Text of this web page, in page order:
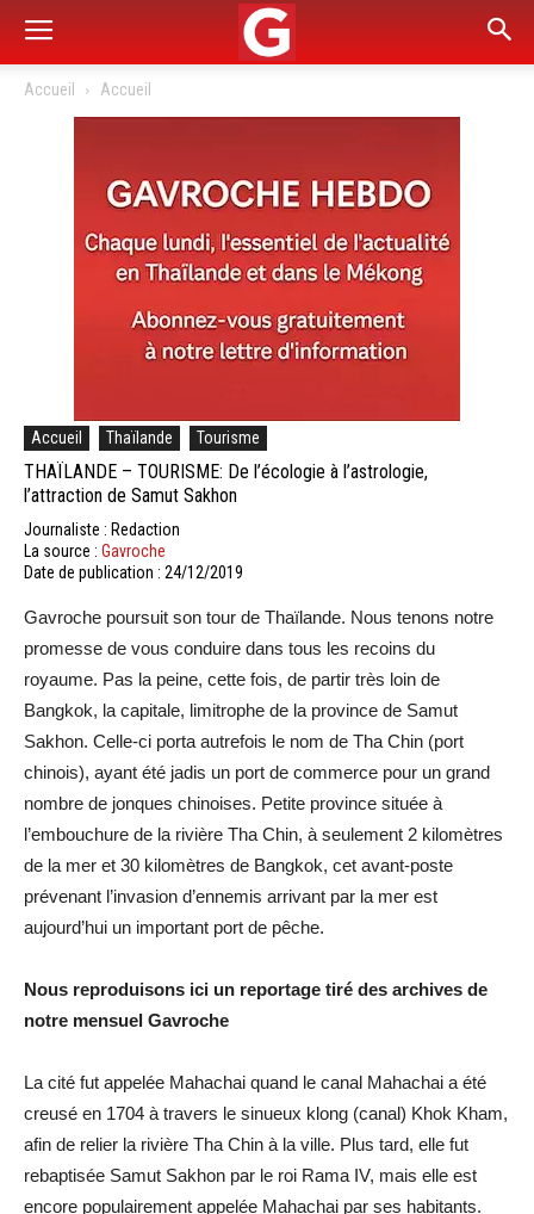
Accueil Accueil
Accueil Thaïlande Tourisme
THAÏLANDE – TOURISME: De l’écologie à l’astrologie,
l’attraction de Samut Sakhon
Journaliste : Redaction
La source : Gavroche
Date de publication : 24/12/2019
Gavroche poursuit son tour de Thaïlande. Nous tenons notre
promesse de vous conduire dans tous les recoins du
royaume. Pas la peine, cette fois, de partir très loin de
Bangkok, la capitale, limitrophe de la province de Samut
Sakhon. Celle-ci porta autrefois le nom de Tha Chin (port
chinois), ayant été jadis un port de commerce pour un grand
nombre de jonques chinoises. Petite province située à
l’embouchure de la rivière Tha Chin, à seulement 2 kilomètres
de la mer et 30 kilomètres de Bangkok, cet avant-poste
prévenant l’invasion d’ennemis arrivant par la mer est
aujourd’hui un important port de pêche.
Nous reproduisons ici un reportage tiré des archives de
notre mensuel Gavroche
La cité fut appelée Mahachai quand le canal Mahachai a été
creusé en 1704 à travers le sinueux klong (canal) Khok Kham,
afin de relier la rivière Tha Chin à la ville. Plus tard, elle fut
rebaptisée Samut Sakhon par le roi Rama IV, mais elle est
encore populairement appelée Mahachai par ses habitants.